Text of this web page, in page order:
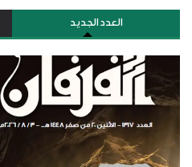
العدد الجديد